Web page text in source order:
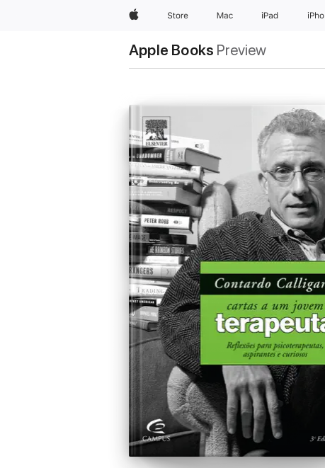
AppleStore Mac iPad
Apple Books Preview